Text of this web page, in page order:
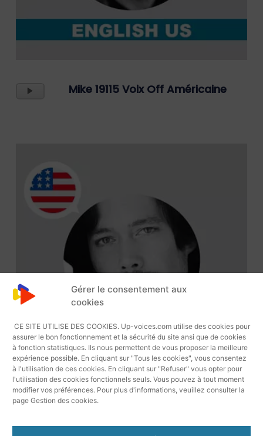
Gérer le consentement aux
cookies
CE SITE UTILISE DES COOKIES. Up-voices.com utilise des cookies pour
assurer le bon fonctionnement et la sécurité du site ansi que de cookies
à fonction statistiques. Ils nous permettent de vous proposer la meilleure
expérience possible. En cliquant sur "Tous les cookies", vous consentez
à l'utilisation de ces cookies. En cliquant sur "Refuser" vous opter pour
l'utilisation des cookies fonctionnels seuls. Vous pouvez à tout moment
modifier vos préférences. Pour plus d'informations, veuillez consulter la
page Gestion des cookies.
Lecteur
Mike 19115 Voix Off Américaine
Bryan 1919 Voix Off Américaine